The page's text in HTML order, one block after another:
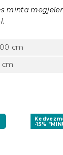
minta
cm
cm
-15%